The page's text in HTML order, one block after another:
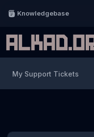
Knowledgebase
My Support Tickets